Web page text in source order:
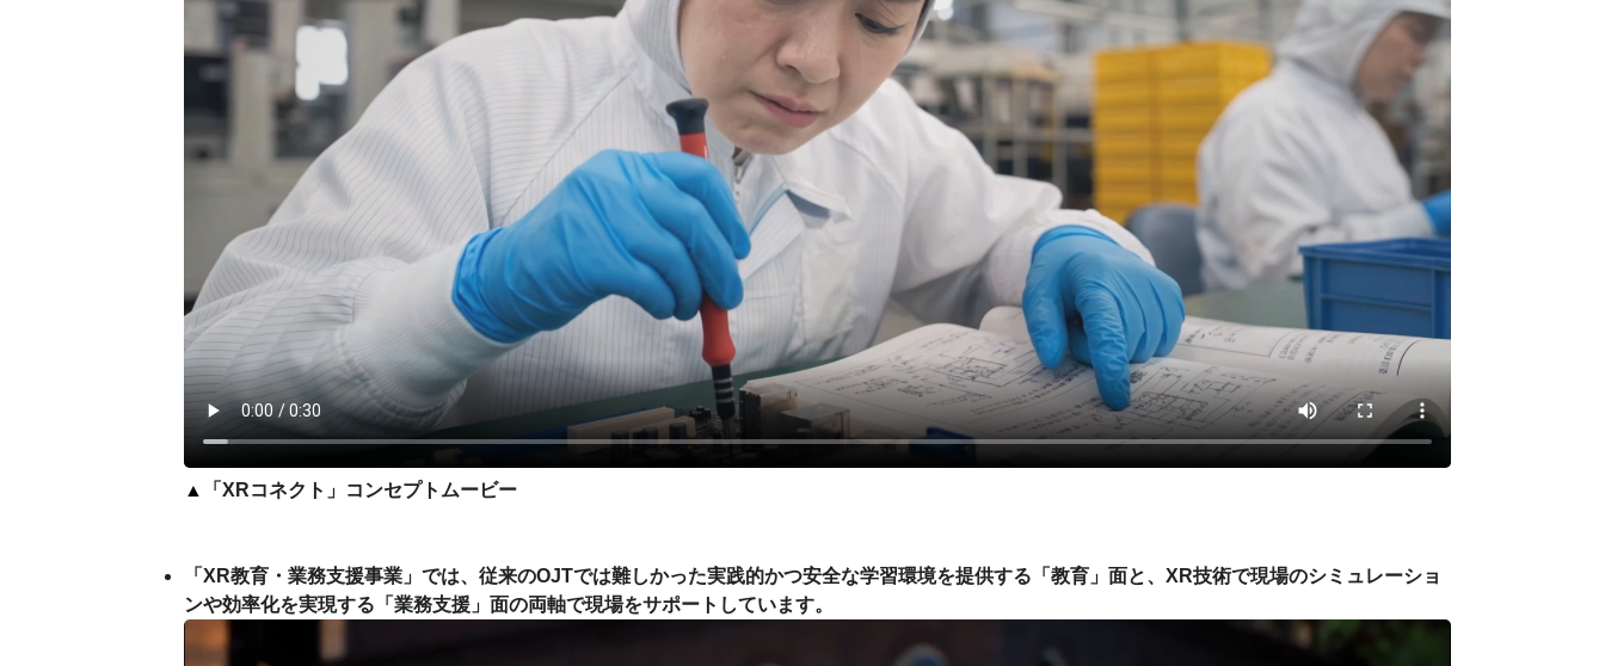
▲ 「XRコネクト」コンセプトムービー
「XR教育・業務支援事業」では、従来のOJTでは難しかった実践的かつ安全な学習環境を提供する「教育」面と、XR技術で現場のシミュレーショ
ンや効率化を実現する「業務支援」面の両軸で現場をサポートしています。